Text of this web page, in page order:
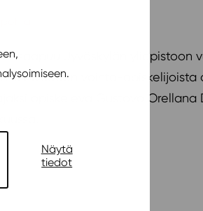
Näytä
tiedot
saapuu Jyväskylän yliopistoon
lukuvuoden vaihto-opiskelijoista
opiskeleva Gustavo Orellana